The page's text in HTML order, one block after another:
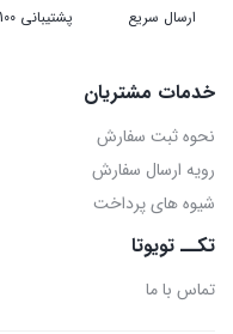
ارسال سریع پشتیبانی 100%
خدمات مشتریان
نحوه ثبت سفارش
رویه ارسال سفارش
شیوه های پرداخت
تکــ تویوتا
تماس با ما